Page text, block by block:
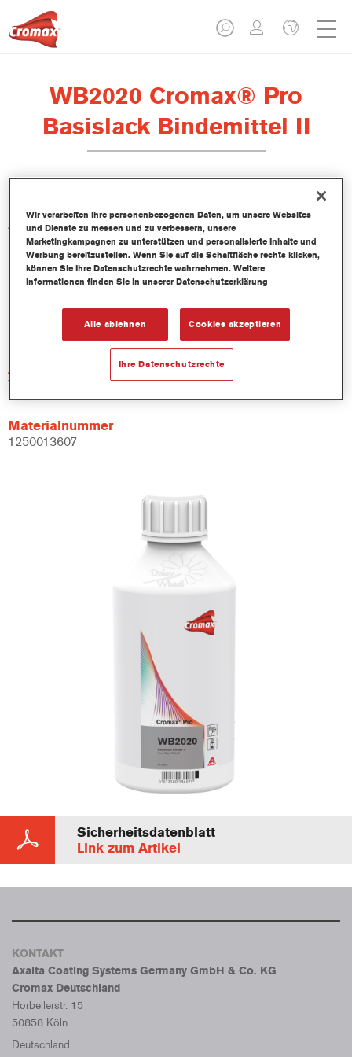
WB2020 Cromax® Pro
Basislack Bindemittel II
Anwendung mit dem Cromax Pro Basislack entwickelt.
Produktmerkmale
Produktvariante
Artikelnummer
WB2020 DW 1 LT
Materialnummer
1250013607
Sicherheitsdatenblatt
Link zum Artikel
KONTAKT
Axalta Coating Systems Germany GmbH & Co. KG
Cromax Deutschland
Horbellerstr. 15
50858 Köln
Deutschland
Wir verarbeiten Ihre personenbezogenen Daten, um unsere Websites
und Dienste zu messen und zu verbessern, unsere
Marketingkampagnen zu unterstützen und personalisierte Inhalte und
Werbung bereitzustellen. Wenn Sie auf die Schaltfläche rechts klicken,
können Sie Ihre Datenschutzrechte wahrnehmen. Weitere
Informationen finden Sie in unserer Datenschutzerklärung
Alle ablehnen Cookies akzeptieren
Ihre Datenschutzrechte